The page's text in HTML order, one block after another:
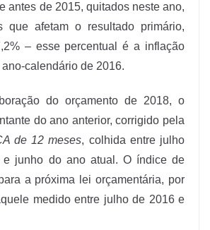
antes de 2015, quitados neste ano,
que afetam o resultado primário,
– esse percentual é a inflação
calendário de 2016.
do orçamento de 2018, o
do ano anterior, corrigido pela
de 12 meses, colhida entre julho
e junho do ano atual. O índice de
a próxima lei orçamentária, por
medido entre julho de 2016 e